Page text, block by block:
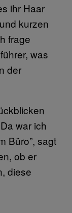
ihr Haar
kurzen
frage
was
der
war ich
Büro”, sagt
ob er
diese